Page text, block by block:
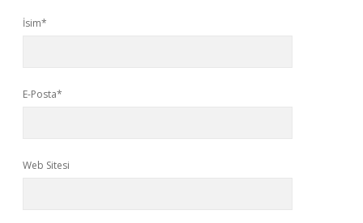
İsim*
E-Posta*
Web Sitesi